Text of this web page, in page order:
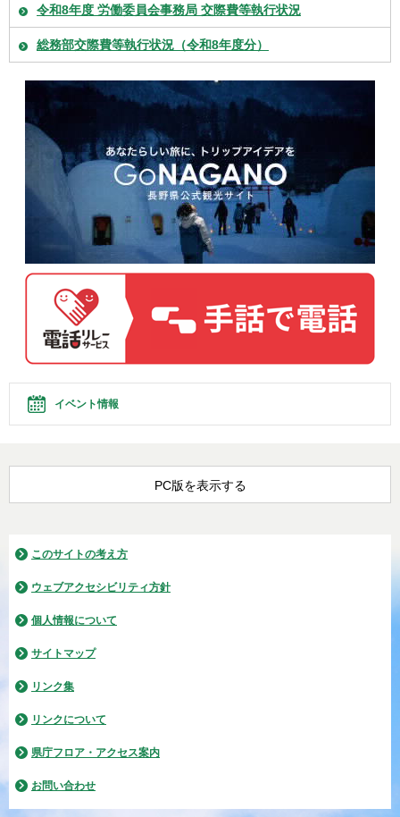
令和8年度 労働委員会事務局 交際費等執行状況
総務部交際費等執行状況（令和8年度分）
イベント情報
PC版を表示する
このサイトの考え方
ウェブアクセシビリティ方針
個人情報について
サイトマップ
リンク集
リンクについて
県庁フロア・アクセス案内
お問い合わせ